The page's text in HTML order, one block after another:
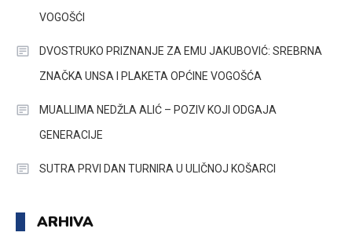
VOGOŠĆI
DVOSTRUKO PRIZNANJE ZA EMU JAKUBOVIĆ: SREBRNA
ZNAČKA UNSA I PLAKETA OPĆINE VOGOŠĆA
MUALLIMA NEDŽLA ALIĆ – POZIV KOJI ODGAJA
GENERACIJE
SUTRA PRVI DAN TURNIRA U ULIČNOJ KOŠARCI
ARHIVA